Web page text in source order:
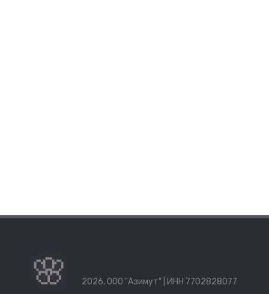
🌸 2026, ООО "Азимут" | ИНН 7702828077